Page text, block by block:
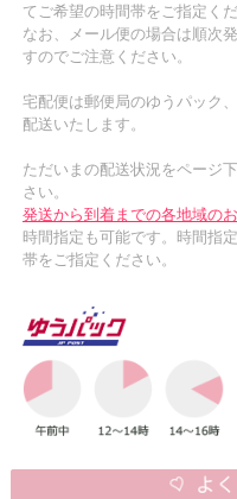
てご希望の時間帯をご指定くだ
なお、メール便の場合は順次
すのでご注意ください。
宅配便は郵便局のゆうパック
配送いたします。
ただいまの配送状況をページ
さい。
発送から到着までの各地域の
時間指定も可能です。時間指
帯をご指定ください。